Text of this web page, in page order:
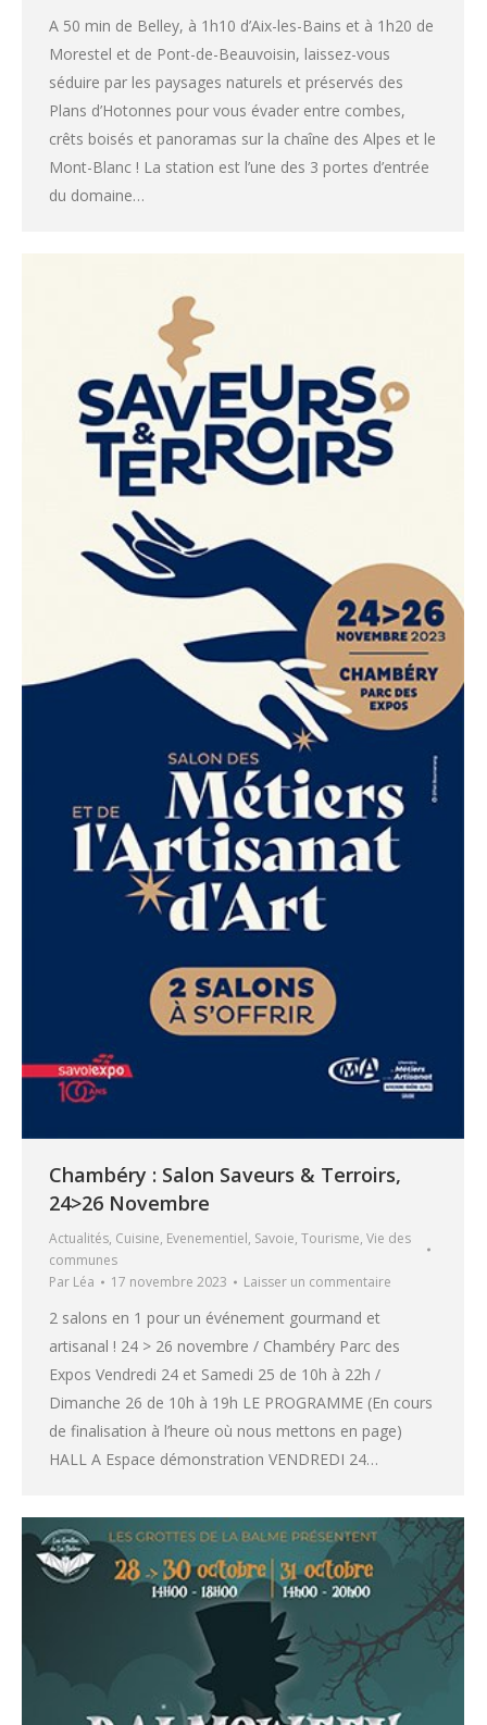
A 50 min de Belley, à 1h10 d’Aix-les-Bains et à 1h20 de
Morestel et de Pont-de-Beauvoisin, laissez-vous
séduire par les paysages naturels et préservés des
Plans d’Hotonnes pour vous évader entre combes,
crêts boisés et panoramas sur la chaîne des Alpes et le
Mont-Blanc ! La station est l’une des 3 portes d’entrée
du domaine…
Chambéry : Salon Saveurs & Terroirs,
24>26 Novembre
Actualités, Cuisine, Evenementiel, Savoie, Tourisme, Vie des
communes
Par Léa 17 novembre 2023 Laisser un commentaire
2 salons en 1 pour un événement gourmand et
artisanal ! 24 > 26 novembre / Chambéry Parc des
Expos Vendredi 24 et Samedi 25 de 10h à 22h /
Dimanche 26 de 10h à 19h LE PROGRAMME (En cours
de finalisation à l’heure où nous mettons en page)
HALL A Espace démonstration VENDREDI 24…